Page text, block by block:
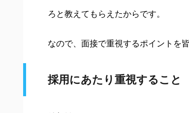
ろと教えてもらえたからです。
なので、面接で重視するポイントを
採用にあたり重視すること